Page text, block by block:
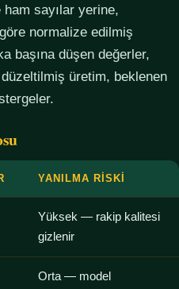
sayılar yerine,
normalize edilmiş
başına düşen değerler,
üretim, beklenen
YANILMA RISKI
Yüksek — rakip kalitesi
gizlenir
Orta — model